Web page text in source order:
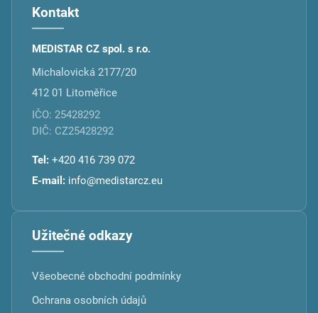
Kontakt
MEDISTAR CZ spol. s r.o.
Michalovická 2177/20
412 01 Litoměřice
IČO: 25428292
DIČ: CZ25428292
Tel: +420 416 739 072
E-mail: info@medistarcz.eu
Užitečné odkazy
Všeobecné obchodní podmínky
Ochrana osobních údajů